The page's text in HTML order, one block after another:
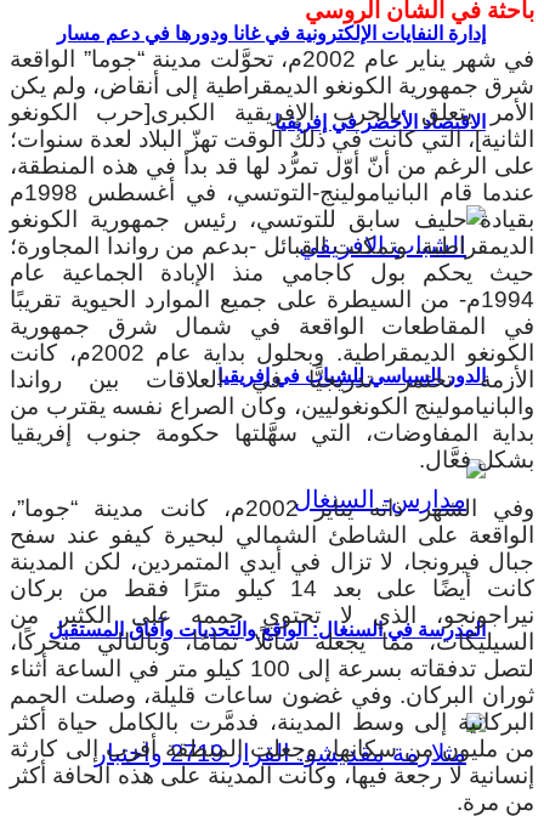
إدارة النفايات الإلكترونية في غانا ودورها في دعم مسار
الاقتصاد الأخضر في إفريقيا
الدور السياسي للشباب في إفريقيا
المدرسة في السنغال: الواقع والتحديات وآفاق المستقبل
باحثة في الشأن الروسي
في شهر يناير عام 2002م، تحوَّلت مدينة “جوما” الواقعة
شرق جمهورية الكونغو الديمقراطية إلى أنقاض، ولم يكن
الأمر يتعلق بالحرب الإفريقية الكبرى[حرب الكونغو
الثانية]، التي كانت في ذلك الوقت تهزّ البلاد لعدة سنوات؛
على الرغم من أنّ أوّل تمرُّد لها قد بدأ في هذه المنطقة،
عندما قام البانيامولينج-التوتسي، في أغسطس 1998م
بقيادة حليف سابق للتوتسي، رئيس جمهورية الكونغو
الديمقراطية، وتمكنت القبائل -بدعم من رواندا المجاورة؛
حيث يحكم بول كاجامي منذ الإبادة الجماعية عام
1994م- من السيطرة على جميع الموارد الحيوية تقريبًا
في المقاطعات الواقعة في شمال شرق جمهورية
الكونغو الديمقراطية. وبحلول بداية عام 2002م، كانت
الأزمة تختمر تدريجيًّا في العلاقات بين رواندا
والبانيامولينج الكونغوليين، وكان الصراع نفسه يقترب من
بداية المفاوضات، التي سهَّلتها حكومة جنوب إفريقيا
بشكل فعَّال.
وفي الشهر ذاته يناير 2002م، كانت مدينة “جوما”،
الواقعة على الشاطئ الشمالي لبحيرة كيفو عند سفح
جبال فيرونجا، لا تزال في أيدي المتمردين، لكن المدينة
كانت أيضًا على بعد 14 كيلو مترًا فقط من بركان
نيراجونجو، الذي لا تحتوي حممه على الكثير من
السيليكات، مما يجعله سائلًا تمامًا، وبالتالي متحركًا،
لتصل تدفقاته بسرعة إلى 100 كيلو متر في الساعة أثناء
ثوران البركان. وفي غضون ساعات قليلة، وصلت الحمم
البركانية إلى وسط المدينة، فدمَّرت بالكامل حياة أكثر
من مليون من سكانها، وجعلت المنطقة أقرب إلى كارثة
إنسانية لا رجعة فيها، وكانت المدينة على هذه الحافة أكثر
من مرة.